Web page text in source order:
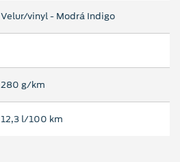
Velur/vinyl - Modrá Indigo
280 g/km
12,3 l/100 km